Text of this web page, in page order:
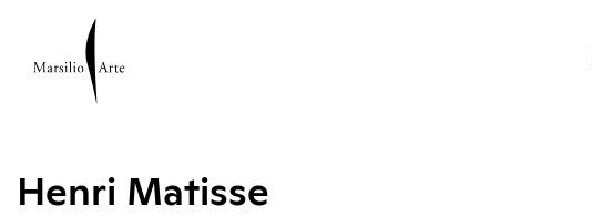
Henri Matisse